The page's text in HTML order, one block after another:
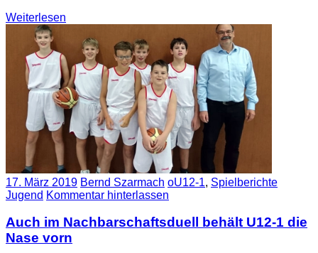
Weiterlesen
17. März 2019 Bernd Szarmach oU12-1, Spielberichte
Jugend Kommentar hinterlassen
Auch im Nachbarschaftsduell behält U12-1 die
Nase vorn